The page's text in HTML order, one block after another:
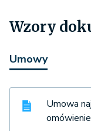
Wzory
Umowy
Umowa